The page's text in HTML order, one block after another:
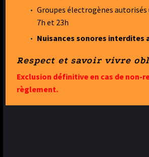
Groupes électrogènes
7h et 23h
Nuisances sonores interdites
Respect et savoir vivre
Exclusion définitive en cas de non-
règlement.